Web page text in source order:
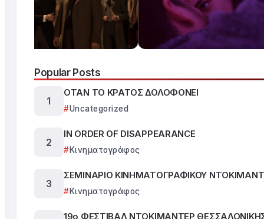
Popular Posts
ΟΤΑΝ ΤΟ ΚΡΑΤΟΣ ΔΟΛΟΦΟΝΕΙ
Uncategorized
IN ORDER OF DISAPPEARANCE
Κινηματογράφος
ΣΕΜΙΝΑΡΙΟ ΚΙΝΗΜΑΤΟΓΡΑΦΙΚΟΥ
Κινηματογράφος
19ο ΦΕΣΤΙΒΑΛ ΝΤΟΚΙΜΑΝΤΕΡ